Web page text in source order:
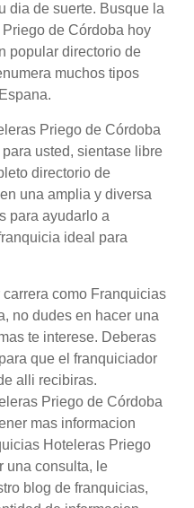
dia de suerte. Busque la
de Córdoba hoy
popular directorio de
muchos tipos
Priego de Córdoba
usted, sientase libre
directorio de
una amplia y diversa
para ayudarlo a
ideal para
como Franquicias
no dudes en hacer una
te interese. Deberas
que el franquiciador
alli recibiras.
Priego de Córdoba
mas informacion
Hoteleras Priego
una consulta, le
blog de franquicias,